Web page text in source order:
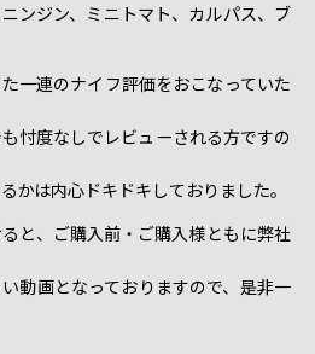
ンジン、ミニトマト、カルパス、ブ
一連のナイフ評価をおこなっていた
忖度なしでレビューされる方ですの
かは内心ドキドキしておりました。
と、ご購入前・ご購入様ともに弊社
動画となっておりますので、是非一